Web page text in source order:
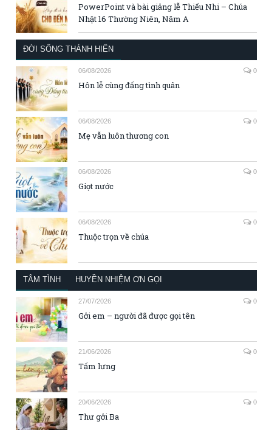
PowerPoint và bài giảng lễ Thiếu Nhi – Chúa
Nhật 16 Thường Niên, Năm A
ĐỜI SỐNG THÁNH HIẾN
06/08/2026 0
Hôn lễ cùng đấng tình quân
06/08/2026 0
Mẹ vẫn luôn thương con
06/08/2026 0
Giọt nước
06/08/2026 0
Thuộc trọn về chúa
TÂM TÌNH HUYỀN NHIỆM ƠN GỌI
27/07/2026 0
Gởi em – người đã được gọi tên
21/06/2026 0
Tấm lưng
20/06/2026 0
Thư gởi Ba